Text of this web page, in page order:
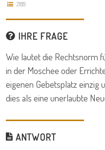
2189
IHRE FRAGE
Wie lautet die Rechtsnorm
in der Moschee oder
eigenen Gebetsplatz einzig
dies als eine unerlaubte
ANTWORT